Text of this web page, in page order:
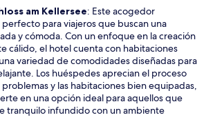
am KellerseeS
e
a
b
r
i
r
á
e
: Este acogedor
para viajeros que buscan una
y cómoda. Con un enfoque en la creación
cálido, el hotel cuenta con habitaciones
variedad de comodidades diseñadas para
Los huéspedes aprecian el proceso
y las habitaciones bien equipadas,
en una opción ideal para aquellos que
tranquilo infundido con un ambiente